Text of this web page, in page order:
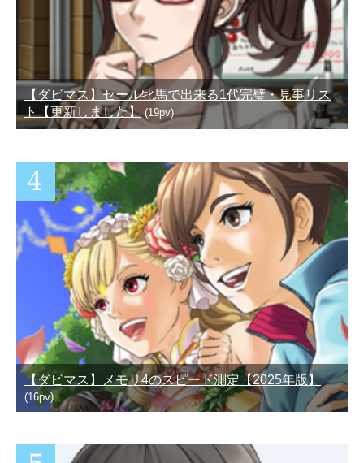
【ダビマス】セール牝馬で出来る1代完璧・見事リス
ト【更新しました】(19pv)
【ダビマス】メモリ4のスピード測定【2025年版】
(16pv)